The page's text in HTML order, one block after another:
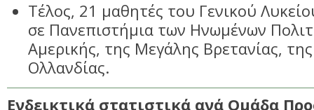
Τέλος, 21 μαθητές του Γενικού
σε Πανεπιστήμια των Ηνωμένων
Αμερικής, της Μεγάλης Βρετανίας,
Ολλανδίας.
Ενδεικτικά στατιστικά ανά Ομάδα